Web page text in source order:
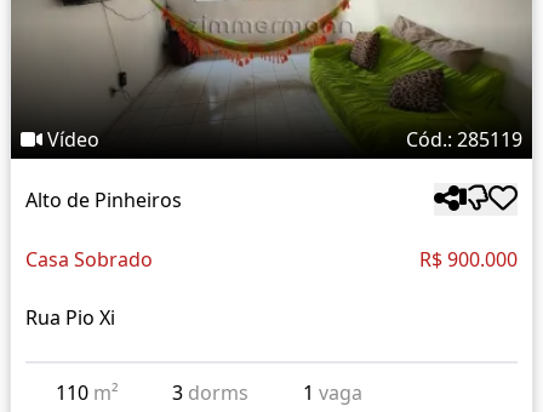
Vídeo Cód.: 285119
Alto de Pinheiros
Casa Sobrado R$ 900.000
Rua Pio Xi
110 m² 3 dorms 1vaga